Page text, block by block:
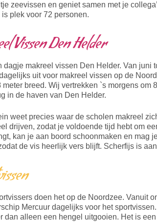
zeevissen en geniet samen met je
is plek voor 72 personen.
Vissen Den Helder
dagje makreel vissen Den Helder. Van juni
uit voor makreel vissen op de
meter breed. Wij vertrekken `s morgens om
in de haven van Den Helder.
weet precies waar de scholen makreel
drijven, zodat je voldoende tijd hebt om
kan je aan boord schoonmaken en mag
de vis heerlijk vers blijft. Scherfijs is
doen het op de Noordzee. Vanuit
Mercuur dagelijks voor het
dan alleen een hengel uitgooien. Het is